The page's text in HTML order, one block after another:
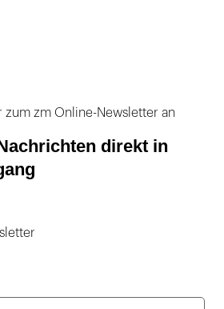
zum zm Online-Newsletter an
direkt in